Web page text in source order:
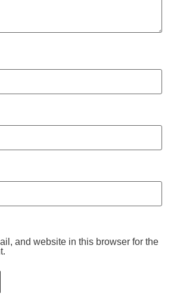
and website in this browser for the